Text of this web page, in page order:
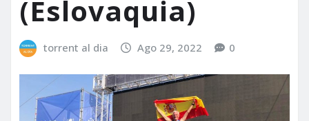
(Eslovaquia)
torrent al dia Ago 29, 2022 0